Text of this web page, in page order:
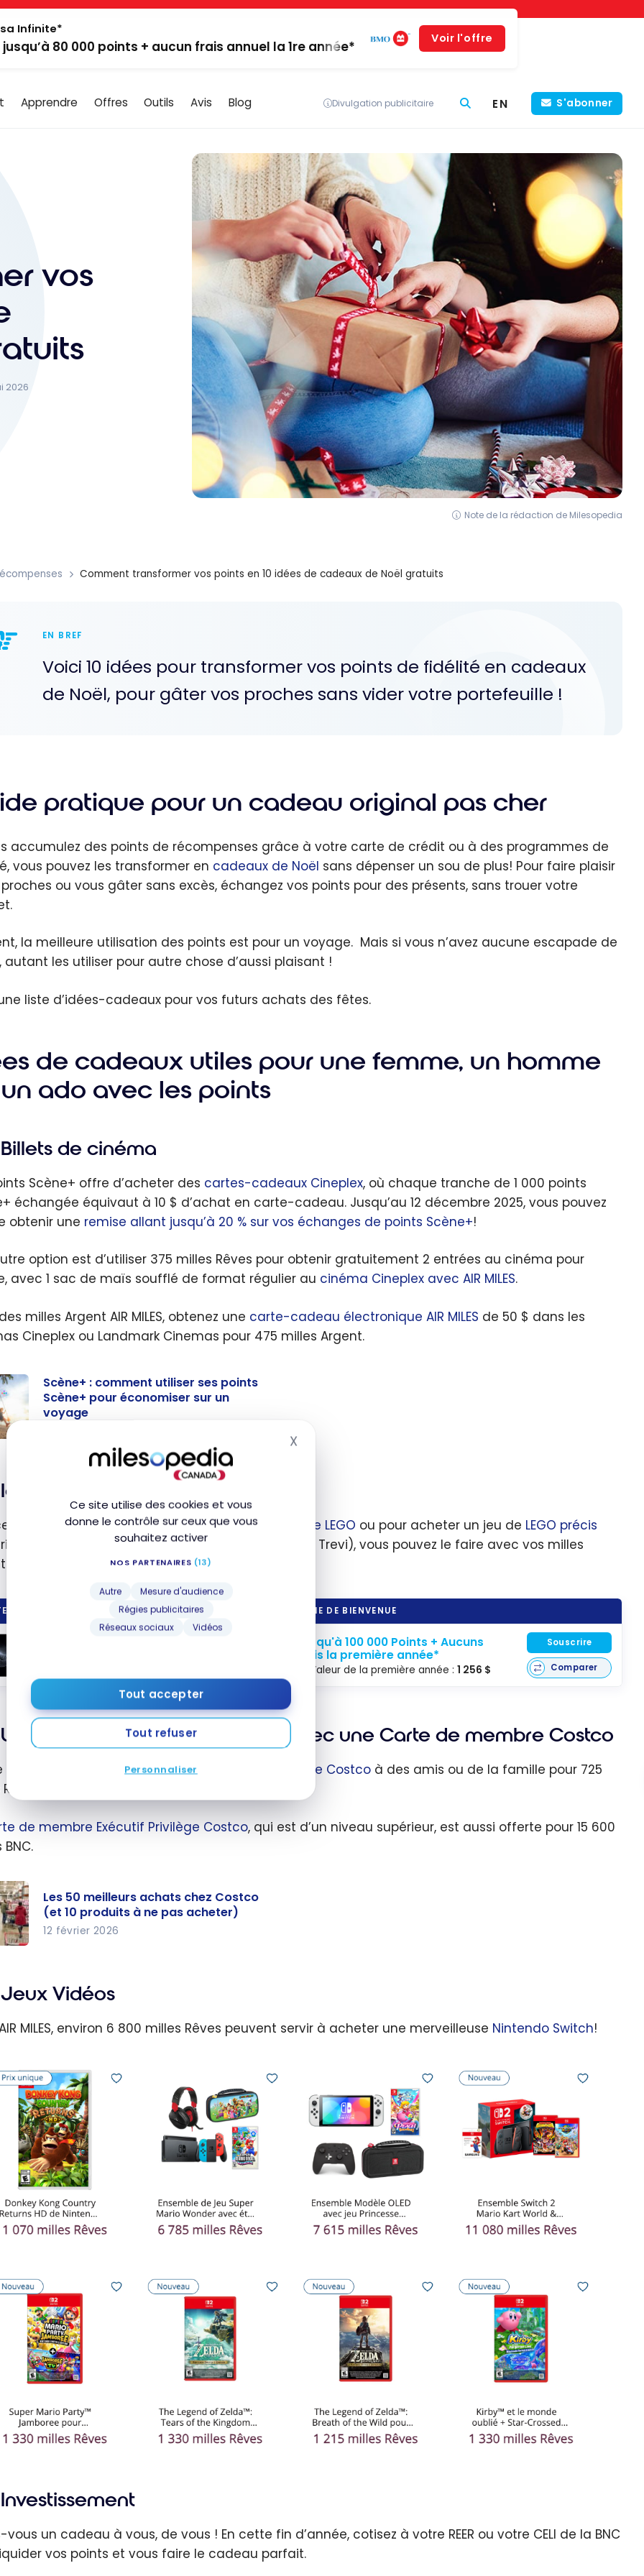
Ce site utilise des cookies et vous
donne le contrôle sur ceux que vous
souhaitez activer
NOS PARTENAIRES (13)
Autre
Mesure d'audience
Régies publicitaires
Réseaux sociaux
Vidéos
Tout accepter
Tout refuser
Personnaliser
XMasquer le bandeau des cookies
Infinite*
80 000 points + aucun frais annuel la 1re année*
Voir l'offre
Apprendre Offres Outils Avis Blog Divulgation publicitaire EN S'abonner
vos
2026
Note de la rédaction de Milesopedia
Comment transformer vos points en 10 idées de cadeaux de Noël gratuits
EN BREF
Voici 10 idées pour transformer vos points de fidélité en cadeaux
de Noël, pour gâter vos proches sans vider votre portefeuille !
pratique pour un cadeau original pas cher
accumulez des points de récompenses grâce à votre carte de crédit ou à des programmes de
vous pouvez les transformer en cadeaux de Noël sans dépenser un sou de plus! Pour faire plaisir
ou vous gâter sans excès, échangez vos points pour des présents, sans trouer votre
la meilleure utilisation des points est pour un voyage. Mais si vous n’avez aucune escapade de
autant les utiliser pour autre chose d’aussi plaisant !
liste d’idées-cadeaux pour vos futurs achats des fêtes.
de cadeaux utiles pour une femme, un homme
ado avec les points
Billets de cinéma
Scène+ offre d’acheter des cartes-cadeaux Cineplex, où chaque tranche de 1 000 points
échangée équivaut à 10 $ d’achat en carte-cadeau. Jusqu’au 12 décembre 2025, vous pouvez
obtenir une remise allant jusqu’à 20 % sur vos échanges de points Scène+!
option est d’utiliser 375 milles Rêves pour obtenir gratuitement 2 entrées au cinéma pour
avec 1 sac de maïs soufflé de format régulier au cinéma Cineplex avec AIR MILES.
milles Argent AIR MILES, obtenez une carte-cadeau électronique AIR MILES de 50 $ dans les
Cineplex ou Landmark Cinemas pour 475 milles Argent.
Scène+ : comment utiliser ses points
Scène+ pour économiser sur un
voyage
Idée cadeau pour un jeu de LEGO
soit en achetant unecarte-cadeau électronique LEGO ou pour acheter un jeu de LEGO précis
SF-24, le Château de Poudlard ou la Fontaine de Trevi), vous pouvez le faire avec vos milles
Rêves.
DE CRÉDIT PRIME DE BIENVENUE
Jusqu'à 100 000 Points + Aucuns
frais la première année*
Valeur de la première année :1 256 $
Souscrire
Comparer
Une année d’adhésion gratuite avec une Carte de membre Costco
à AIR MILES, donnez l’adhésion-cadeau Privilège de Costco à des amis ou de la famille pour 725
de membre Exécutif Privilège Costco, qui est d’un niveau supérieur, est aussi offerte pour 15 600
à
Les 50 meilleurs achats chez Costco
(et 10 produits à ne pas acheter)
12 février 2026
Jeux Vidéos
MILES, environ 6 800 milles Rêves peuvent servir à acheter une merveilleuse Nintendo Switch!
Investissement
vous un cadeau à vous, de vous ! En cette fin d’année, cotisez à votre REER ou votre CELI de la BNC
vos points et vous faire le cadeau parfait.